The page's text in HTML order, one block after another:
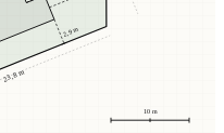
10 m
2,9 m
23,8 m